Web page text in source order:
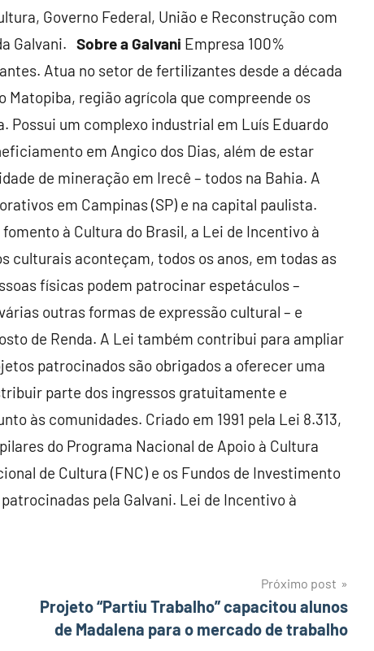
Governo Federal, União e Reconstrução com
Galvani. Sobre a Galvani Empresa 100%
Atua no setor de fertilizantes desde a década
Matopiba, região agrícola que compreende os
Possui um complexo industrial em Luís Eduardo
em Angico dos Dias, além de estar
de mineração em Irecê – todos na Bahia. A
em Campinas (SP) e na capital paulista.
à Cultura do Brasil, a Lei de Incentivo à
culturais aconteçam, todos os anos, em todas as
físicas podem patrocinar espetáculos –
outras formas de expressão cultural – e
de Renda. A Lei também contribui para ampliar
patrocinados são obrigados a oferecer uma
parte dos ingressos gratuitamente e
às comunidades. Criado em 1991 pela Lei 8.313,
do Programa Nacional de Apoio à Cultura
de Cultura (FNC) e os Fundos de Investimento
pela Galvani. Lei de Incentivo à
Próximo post
Projeto “Partiu Trabalho” capacitou alunos
de Madalena para o mercado de trabalho